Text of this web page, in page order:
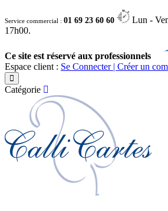
Service commercial : 01 69 23 60 60
Lun -
17h00.
Ce site est réservé aux professionnels
Espace client : Se Connecter | Créer un
Catégorie